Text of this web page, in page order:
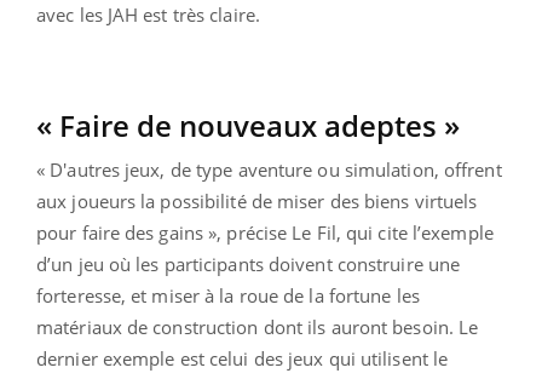
avec les JAH est très claire.
« Faire de nouveaux adeptes »
« D'autres jeux, de type aventure ou simulation, offrent
aux joueurs la possibilité de miser des biens virtuels
pour faire des gains », précise Le Fil, qui cite l’exemple
d’un jeu où les participants doivent construire une
forteresse, et miser à la roue de la fortune les
matériaux de construction dont ils auront besoin. Le
dernier exemple est celui des jeux qui utilisent le